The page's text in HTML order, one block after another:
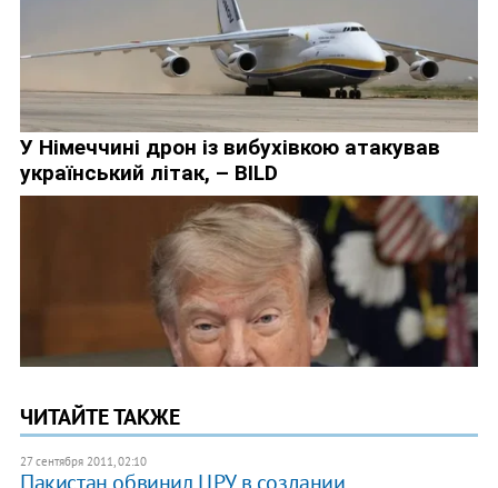
ЧИТАЙТЕ ТАКЖЕ
27 сентября 2011, 02:10